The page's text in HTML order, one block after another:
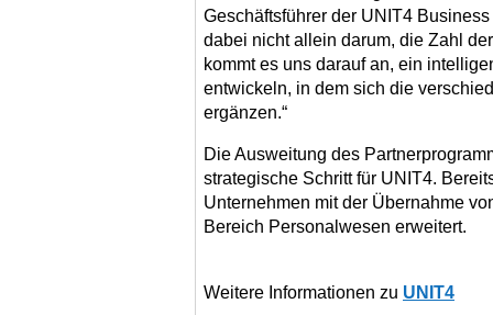
Geschäftsführer der UNIT4
dabei nicht allein darum, die Zahl
kommt es uns darauf an, ein
entwickeln, in dem sich die
ergänzen.“
Die Ausweitung des
strategische Schritt für UNIT4.
Unternehmen mit der Übernahme
Bereich Personalwesen erweitert.
Weitere Informationen zu UNIT4